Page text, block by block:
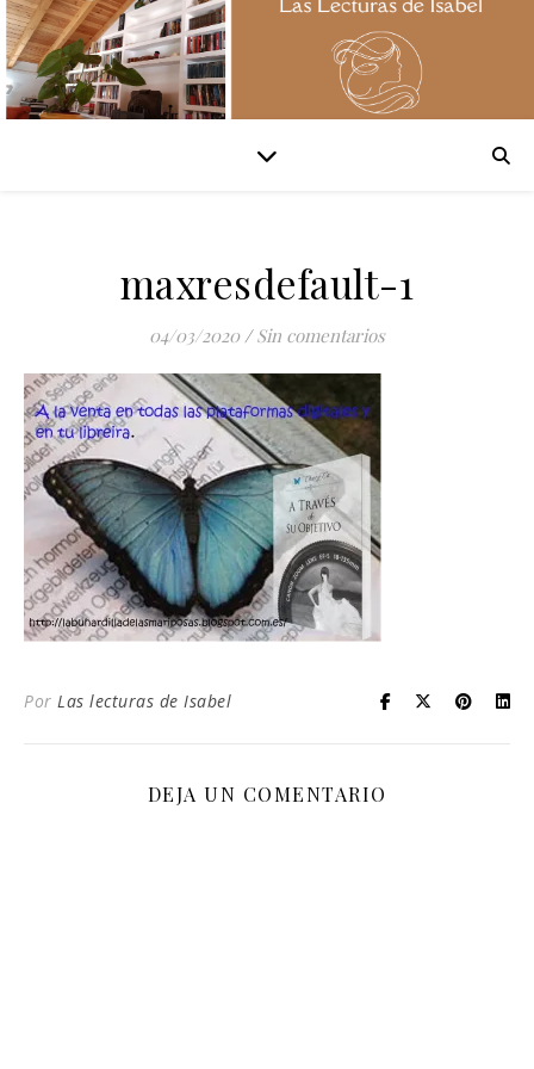
maxresdefault-1
04/03/2020 / Sin comentarios
Por Las lecturas de Isabel
DEJA UN COMENTARIO